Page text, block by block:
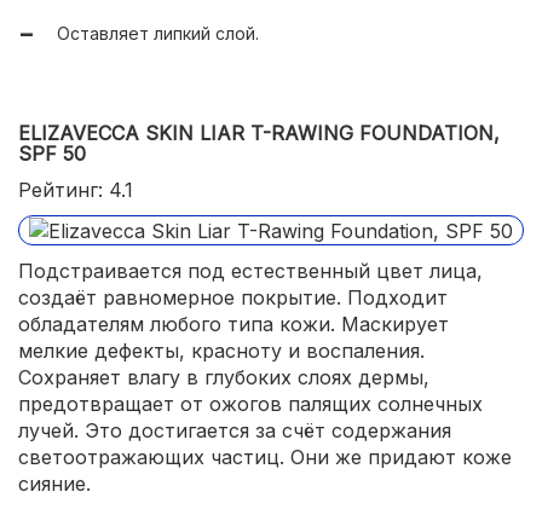
Оставляет липкий слой.
ELIZAVECCA SKIN LIAR T-RAWING FOUNDATION,
SPF 50
Рейтинг: 4.1
Подстраивается под естественный цвет лица,
создаёт равномерное покрытие. Подходит
обладателям любого типа кожи. Маскирует
мелкие дефекты, красноту и воспаления.
Сохраняет влагу в глубоких слоях дермы,
предотвращает от ожогов палящих солнечных
лучей. Это достигается за счёт содержания
светоотражающих частиц. Они же придают коже
сияние.